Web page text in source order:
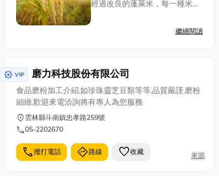
經過改良的蓬萊米，每一種米都
芽米到白米，不同的加工方式也
篇文章中，我們將帶你深入了解
繼續閱讀
award_star VIP 磨力科技股份有限公司
食品磨粉加工介紹,如珍珠靈芝豆類等等,品質嚴謹,磨粉
細緻,歡迎來電洽詢將有專人為您服務
location_on 雲林縣斗南鎮忠孝路259號
call05-2202670
call撥打電話 directions路線 favorite收藏 來源